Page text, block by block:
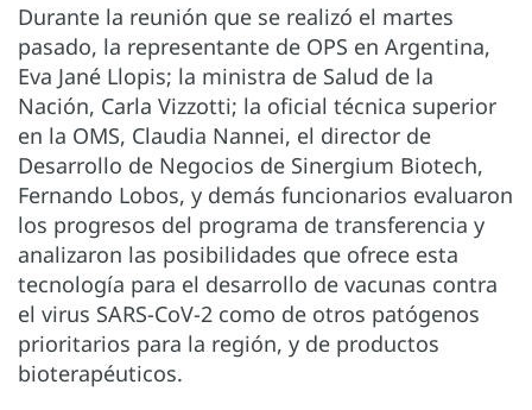
Durante la reunión que se realizó el martes
pasado, la representante de OPS en Argentina,
Eva Jané Llopis; la ministra de Salud de la
Nación, Carla Vizzotti; la oficial técnica superior
en la OMS, Claudia Nannei, el director de
Desarrollo de Negocios de Sinergium Biotech,
Fernando Lobos, y demás funcionarios evaluaron
los progresos del programa de transferencia y
analizaron las posibilidades que ofrece esta
tecnología para el desarrollo de vacunas contra
el virus SARS-CoV-2 como de otros patógenos
prioritarios para la región, y de productos
bioterapéuticos.